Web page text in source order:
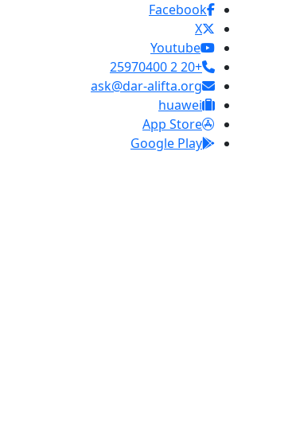
Facebook
X
Youtube
+20 2 25970400
ask@dar-alifta.org
huawei
App Store
Google Play